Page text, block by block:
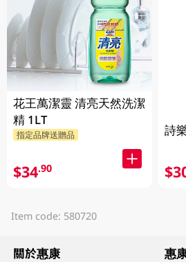
花王萬潔靈 清亮天然洗潔
精 1LT
指定品牌送贈品
$34.90
詩
Item code: 580720
關於惠康 惠